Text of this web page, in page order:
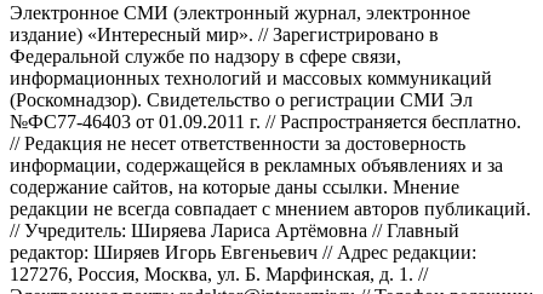
Электронное СМИ (электронный журнал, электронное
издание) «Интересный мир». // Зарегистрировано в
Федеральной службе по надзору в сфере связи,
информационных технологий и массовых коммуникаций
(Роскомнадзор). Свидетельство о регистрации СМИ Эл
№ФС77-46403 от 01.09.2011 г. // Распространяется бесплатно.
// Редакция не несет ответственности за достоверность
информации, содержащейся в рекламных объявлениях и за
содержание сайтов, на которые даны ссылки. Мнение
редакции не всегда совпадает с мнением авторов публикаций.
// Учредитель: Ширяева Лариса Артёмовна // Главный
редактор: Ширяев Игорь Евгеньевич // Адрес редакции:
127276, Россия, Москва, ул. Б. Марфинская, д. 1. //